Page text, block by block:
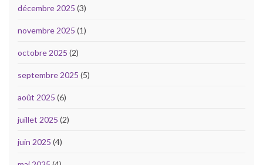
décembre 2025 (3)
novembre 2025 (1)
octobre 2025 (2)
septembre 2025 (5)
août 2025 (6)
juillet 2025 (2)
juin 2025 (4)